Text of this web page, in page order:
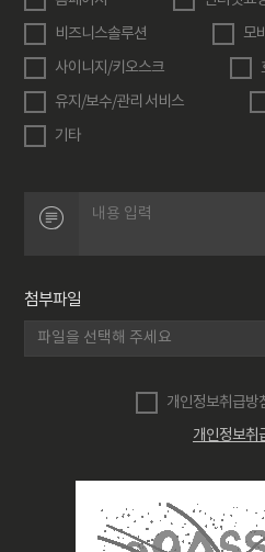
비즈니스솔루션
모
사이니지/키오스크
유지/보수/관리 서비스
기타
첨부파일
개인정보취급방
개인정보취